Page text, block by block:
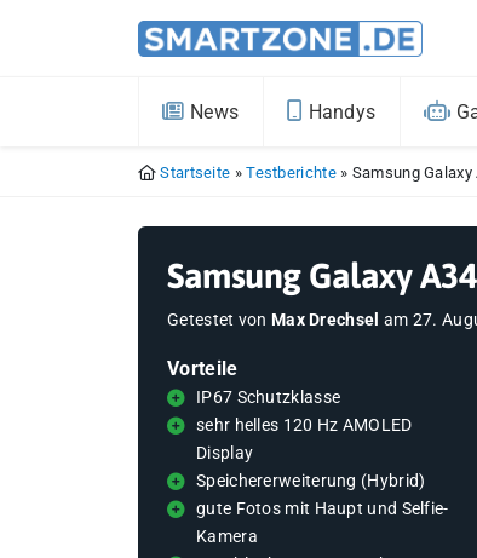
News Handys
Startseite »Testberichte» Samsung Galaxy
Samsung Galaxy
Getestet von Max Drechsel am 27.
Vorteile
IP67 Schutzklasse
sehr helles 120 Hz AMOLED
Display
Speichererweiterung (Hybrid)
gute Fotos mit Haupt und Selfie-
Kamera